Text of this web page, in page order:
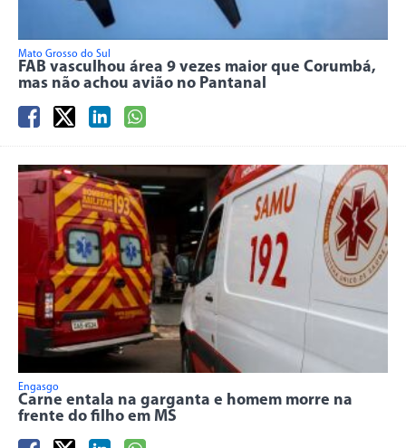
Mato Grosso do Sul
FAB vasculhou área 9 vezes maior que Corumbá,
mas não achou avião no Pantanal
Engasgo
Carne entala na garganta e homem morre na
frente do filho em MS